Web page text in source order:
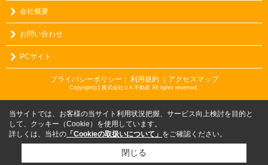
会社概要
お問い合わせ
PCサイト
プライバシーポリシー 利用規約 ｜アクセスマップ
Copyright(c) 株式会社ＵＫ不動産 All rights reserved.
当サイトでは、お客様の当サイト利用状況把握、サービス向上検討を目的と
して、クッキー（Cookie）を使用しています。
詳しくは、当社の 「Cookieの取扱いについて」 をご確認ください。
閉じる